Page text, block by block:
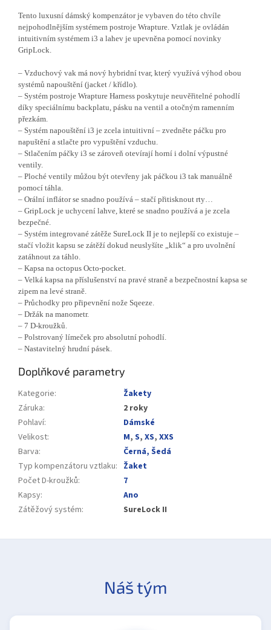
Tento luxusní dámský kompenzátor je vybaven do této chvíle
nejpohodlnějším systémem postroje Wrapture. Vztlak je ovládán
intuitivním systémem i3 a lahev je upevněna pomocí novinky
GripLock.
– Vzduchový vak má nový hybridní tvar, který využívá výhod obou
systémů napouštění (jacket / křídlo).
– Systém postroje Wrapture Harness poskytuje neuvěřitelné pohodlí
díky speciálnímu backplatu, pásku na ventil a otočným ramenním
přezkám.
– Systém napouštění i3 je zcela intuitivní – zvedněte páčku pro
napuštění a stlačte pro vypuštění vzduchu.
– Stlačením páčky i3 se zároveň otevírají horní i dolní výpustné
ventily.
– Ploché ventily můžou být otevřeny jak páčkou i3 tak manuálně
pomocí táhla.
– Orální inflátor se snadno používá – stačí přitisknout rty…
– GripLock je uchycení lahve, které se snadno používá a je zcela
bezpečné.
– Systém integrované zátěže SureLock II je to nejlepší co existuje –
stačí vložit kapsu se zátěží dokud neuslyšíte „klik“ a pro uvolnění
zatáhnout za táhlo.
– Kapsa na octopus Octo-pocket.
– Velká kapsa na příslušenství na pravé straně a bezpečnostní kapsa se
zipem na levé straně.
– Průchodky pro připevnění nože Sqeeze.
– Držák na manometr.
– 7 D-kroužků.
– Polstrovaný límeček pro absolutní pohodlí.
– Nastavitelný hrudní pásek.
Doplňkové parametry
Kategorie:
Žakety
Záruka:
2 roky
Pohlaví:
Dámské
Velikost: M, S, XS, XXS
Barva:
Černá, Šedá
Typ kompenzátoru vztlaku: Žaket
Počet D-kroužků:
7
Kapsy:
Ano
Zátěžový systém: SureLock II
Náš tým